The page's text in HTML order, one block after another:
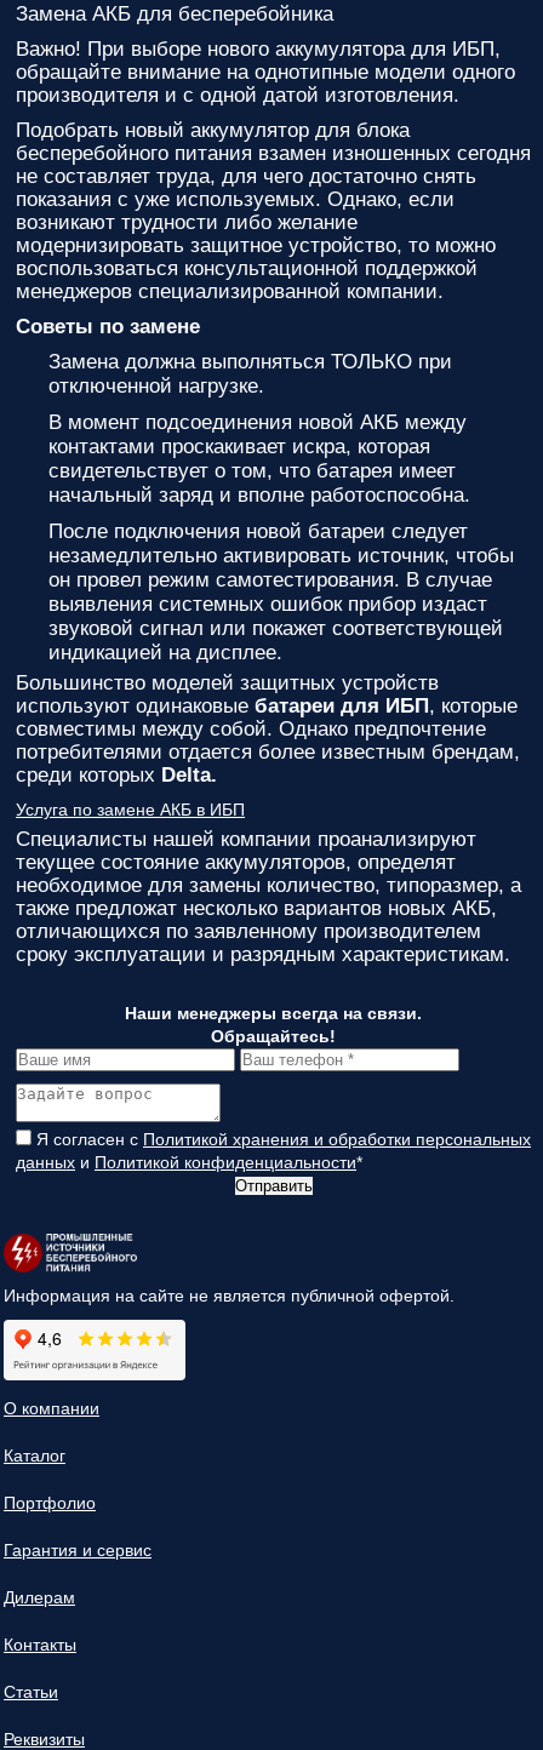
Замена АКБ для бесперебойника
Важно! При выборе нового аккумулятора для ИБП,
обращайте внимание на однотипные модели одного
производителя и с одной датой изготовления.
Подобрать новый аккумулятор для блока
бесперебойного питания взамен изношенных сегодня
не составляет труда, для чего достаточно снять
показания с уже используемых. Однако, если
возникают трудности либо желание
модернизировать защитное устройство, то можно
воспользоваться консультационной поддержкой
менеджеров специализированной компании.
Советы по замене
Замена должна выполняться ТОЛЬКО при
отключенной нагрузке.
В момент подсоединения новой АКБ между
контактами проскакивает искра, которая
свидетельствует о том, что батарея имеет
начальный заряд и вполне работоспособна.
После подключения новой батареи следует
незамедлительно активировать источник, чтобы
он провел режим самотестирования. В случае
выявления системных ошибок прибор издаст
звуковой сигнал или покажет соответствующей
индикацией на дисплее.
Большинство моделей защитных устройств
используют одинаковые батареи для ИБП, которые
совместимы между собой. Однако предпочтение
потребителями отдается более известным брендам,
среди которых Delta.
Услуга по замене АКБ в ИБП
Специалисты нашей компании проанализируют
текущее состояние аккумуляторов, определят
необходимое для замены количество, типоразмер, а
также предложат несколько вариантов новых АКБ,
отличающихся по заявленному производителем
сроку эксплуатации и разрядным характеристикам.
Наши менеджеры всегда на связи.
Обращайтесь!
Я согласен с Политикой хранения и обработки персональных
данных и Политикой конфиденциальности*
Отправить
Информация на сайте не является публичной офертой.
О компании
Каталог
Портфолио
Гарантия и сервис
Дилерам
Контакты
Статьи
Реквизиты